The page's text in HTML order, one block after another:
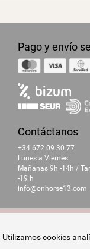
Pago y envío
Contáctanos
+34 672 09 30 77
Lunes a Viernes
Mañanas 9h -14h /
-19 h
info@onhorse13.com
Utilizamos cookies